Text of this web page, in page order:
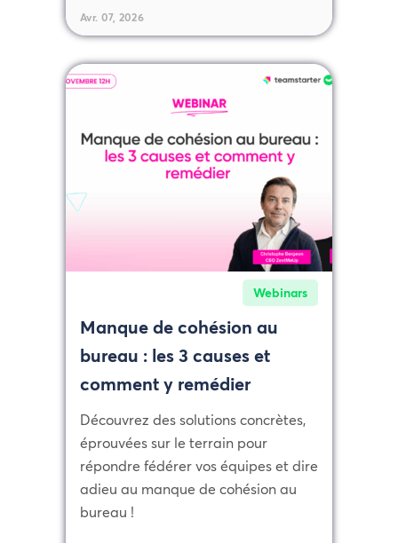
Avr. 07, 2026
Webinars
Manque de cohésion au
bureau : les 3 causes et
comment y remédier
Découvrez des solutions concrètes,
éprouvées sur le terrain pour
répondre fédérer vos équipes et dire
adieu au manque de cohésion au
bureau !